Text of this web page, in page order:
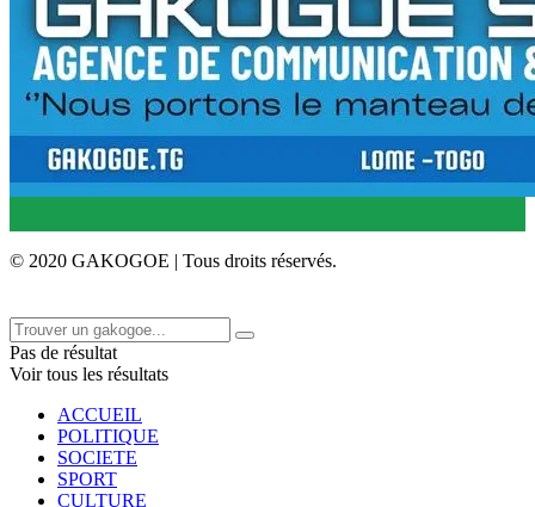
© 2020 GAKOGOE | Tous droits réservés.
Pas de résultat
Voir tous les résultats
ACCUEIL
POLITIQUE
SOCIETE
SPORT
CULTURE